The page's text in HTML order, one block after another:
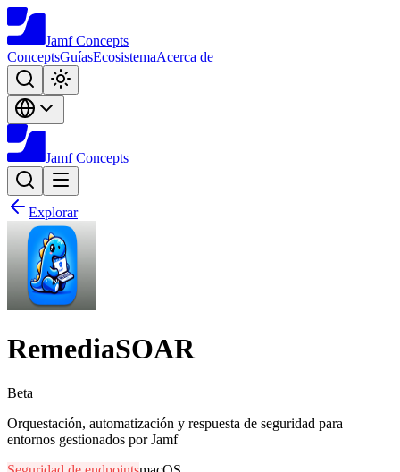
Jamf Concepts
ConceptsGuíasEcosistemaAcerca de
Jamf Concepts
Explorar
RemediaSOAR
Beta
Orquestación, automatización y respuesta de seguridad para
entornos gestionados por Jamf